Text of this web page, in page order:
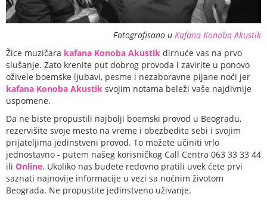
Fotografisano u Kafana Konoba Akustik
Žice muzičara kafana Konoba Akustik dirnuće vas na prvo
slušanje. Zato krenite put dobrog provoda i zavirite u ponovo
oživele boemske ljubavi, pesme i nezaboravne pijane noći jer
kafana Konoba Akustik svojim notama beleži vaše najdivnije
uspomene.
Da ne biste propustili najbolji boemski provod u Beogradu,
rezervišite svoje mesto na vreme i obezbedite sebi i svojim
prijateljima jedinstveni provod. To možete učiniti vrlo
jednostavno - putem našeg korisničkog Call Centra 063 33 33 44
ili Online. Ukoliko nas budete redovno pratili uvek ćete prvi
saznati najnovije informacije u vezi sa noćnim životom
Beograda. Ne propustite jedinstveno uživanje.